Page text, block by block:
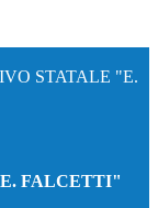
STATALE "E.
FALCETTI"